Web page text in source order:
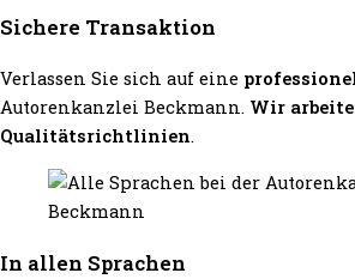
Sichere Transaktion
Verlassen Sie sich auf eine
Autorenkanzlei Beckmann. Wir
Qualitätsrichtlinien.
In allen Sprachen